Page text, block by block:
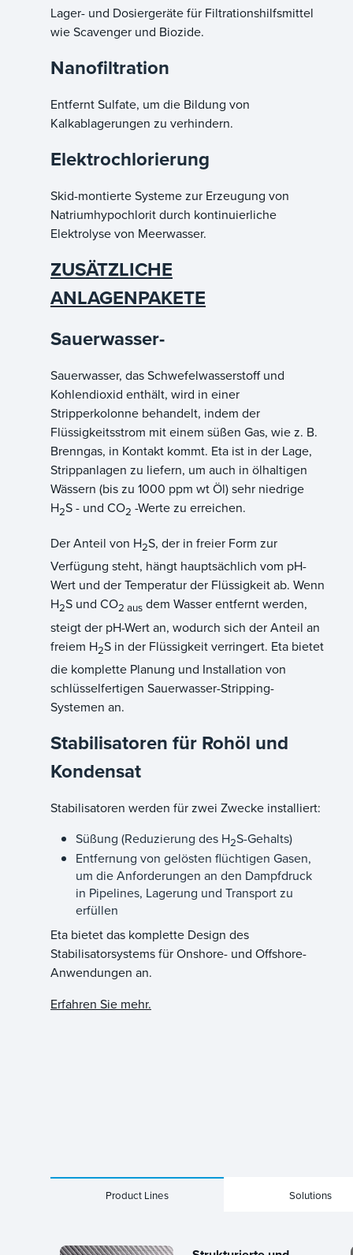
Lager- und Dosiergeräte für Filtrationshilfsmittel
wie Scavenger und Biozide.
Nanofiltration
Entfernt Sulfate, um die Bildung von
Kalkablagerungen zu verhindern.
Elektrochlorierung
Skid-montierte Systeme zur Erzeugung von
Natriumhypochlorit durch kontinuierliche
Elektrolyse von Meerwasser.
ZUSÄTZLICHE
ANLAGENPAKETE
Sauerwasser-
Sauerwasser, das Schwefelwasserstoff und
Kohlendioxid enthält, wird in einer
Stripperkolonne behandelt, indem der
Flüssigkeitsstrom mit einem süßen Gas, wie z. B.
Brenngas, in Kontakt kommt. Eta ist in der Lage,
Strippanlagen zu liefern, um auch in ölhaltigen
Wässern (bis zu 1000 ppm wt Öl) sehr niedrige
H2S - und CO2 -Werte zu erreichen.
Der Anteil von H2S, der in freier Form zur
Verfügung steht, hängt hauptsächlich vom pH-
Wert und der Temperatur der Flüssigkeit ab. Wenn
H2S und CO2 aus dem Wasser entfernt werden,
steigt der pH-Wert an, wodurch sich der Anteil an
freiem H2S in der Flüssigkeit verringert. Eta bietet
die komplette Planung und Installation von
schlüsselfertigen Sauerwasser-Stripping-
Systemen an.
Stabilisatoren für Rohöl und
Kondensat
Stabilisatoren werden für zwei Zwecke installiert:
Süßung (Reduzierung des H2S-Gehalts)
Entfernung von gelösten flüchtigen Gasen,
um die Anforderungen an den Dampfdruck
in Pipelines, Lagerung und Transport zu
erfüllen
Eta bietet das komplette Design des
Stabilisatorsystems für Onshore- und Offshore-
Anwendungen an.
Erfahren Sie mehr.
Product Lines Solutions